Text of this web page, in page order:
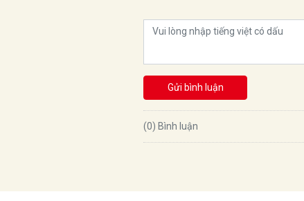
Gửi bình luận
(0) Bình luận